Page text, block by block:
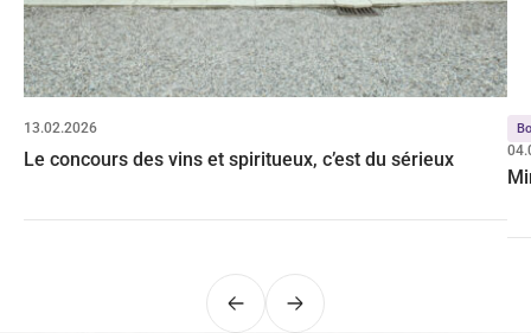
13.02.2026
Le concours des vins et spiritueux, c’est du sérieux
PrécédentSuivant